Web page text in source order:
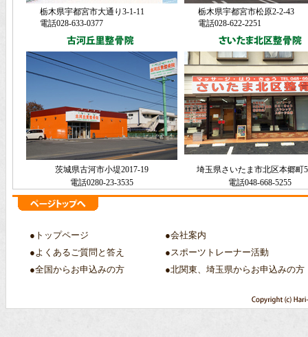
栃木県宇都宮市大通り3-1-11
電話028-633-0377
栃木県宇都宮市松原2-2-43
電話028-622-2251
茨城県古河市小堤2017-19
電話0280-23-3535
埼玉県さいたま市北区本郷町
電話048-668-5255
●トップページ
●会社案内
●よくあるご質問と答え
●スポーツトレーナー活動
●全国からお申込みの方
●北関東、埼玉県からお申込みの方